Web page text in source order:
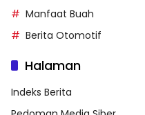
Manfaat Buah
Berita Otomotif
Halaman
Indeks Berita